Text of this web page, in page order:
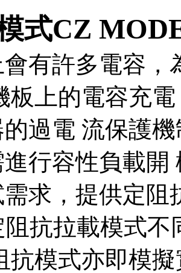
式­CZ
有許多電容
板上的電容充
過電 流保護
行容性負載開
求，提供定阻
抗拉載模式不
抗模式亦即模